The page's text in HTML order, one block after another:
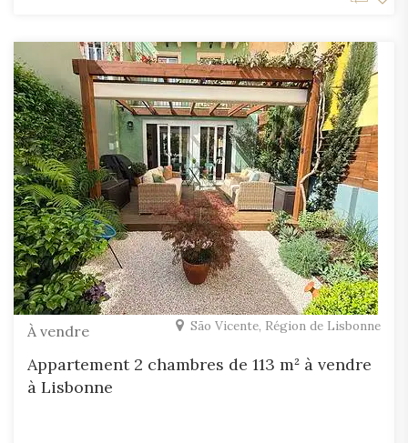
À vendre São Vicente, Région de Lisbonne
Appartement 2 chambres de 113 m² à vendre
à Lisbonne